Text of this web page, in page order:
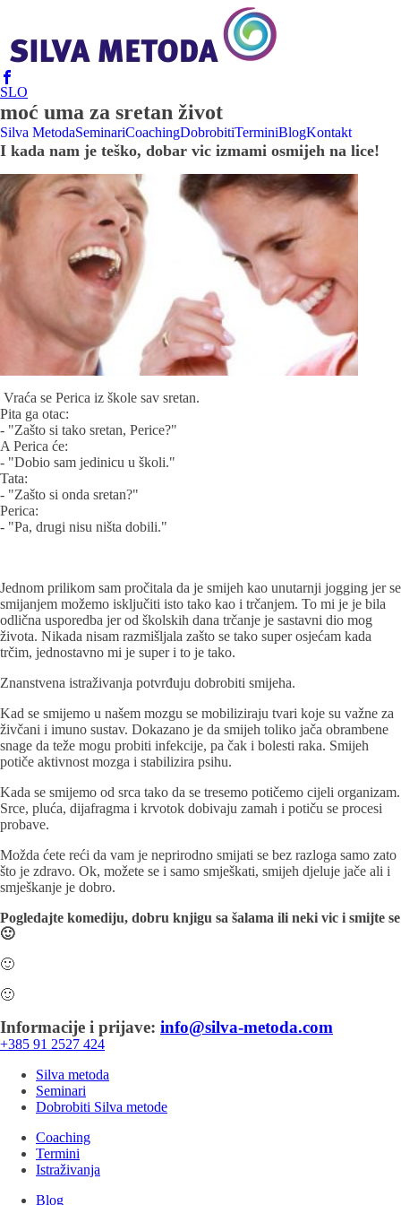
SLO
moć uma za sretan život
Silva MetodaSeminariCoachingDobrobitiTerminiBlogKontakt
I kada nam je teško, dobar vic izmami osmijeh na lice!
Vraća se Perica iz škole sav sretan.
Pita ga otac:
- "Zašto si tako sretan, Perice?"
A Perica će:
- "Dobio sam jedinicu u školi."
Tata:
- "Zašto si onda sretan?"
Perica:
- "Pa, drugi nisu ništa dobili."
Jednom prilikom sam pročitala da je smijeh kao unutarnji jogging jer se
smijanjem možemo isključiti isto tako kao i trčanjem. To mi je je bila
odlična usporedba jer od školskih dana trčanje je sastavni dio mog
života. Nikada nisam razmišljala zašto se tako super osjećam kada
trčim, jednostavno mi je super i to je tako.
Znanstvena istraživanja potvrđuju dobrobiti smijeha.
Kad se smijemo u našem mozgu se mobiliziraju tvari koje su važne za
živčani i imuno sustav. Dokazano je da smijeh toliko jača obrambene
snage da teže mogu probiti infekcije, pa čak i bolesti raka. Smijeh
potiče aktivnost mozga i stabilizira psihu.
Kada se smijemo od srca tako da se tresemo potičemo cijeli organizam.
Srce, pluća, dijafragma i krvotok dobivaju zamah i potiču se procesi
probave.
Možda ćete reći da vam je neprirodno smijati se bez razloga samo zato
što je zdravo. Ok, možete se i samo smješkati, smijeh djeluje jače ali i
smješkanje je dobro.
Pogledajte komediju, dobru knjigu sa šalama ili neki vic i smijte se
🙂
🙂
🙂
Informacije i prijave: info@silva-metoda.com
+385 91 2527 424
Silva metoda
Seminari
Dobrobiti Silva metode
Coaching
Termini
Istraživanja
Blog